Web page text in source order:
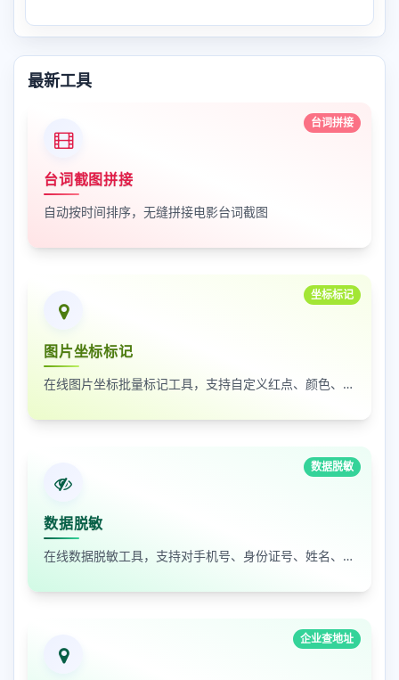
最新工具
台词拼接
台词截图拼接
自动按时间排序，无缝拼接电影台词截图
坐标标记
图片坐标标记
在线图片坐标批量标记工具，支持自定义红点、颜色、大小及序号
数据脱敏
数据脱敏
在线数据脱敏工具，支持对手机号、身份证号、姓名、邮箱等敏感数据进行批量脱敏处理，保护隐私安全
企业查地址